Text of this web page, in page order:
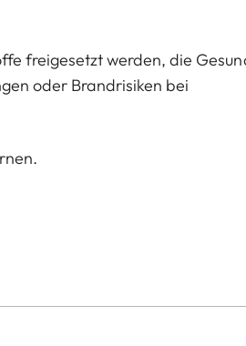
freigesetzt werden, die
oder Brandrisiken bei